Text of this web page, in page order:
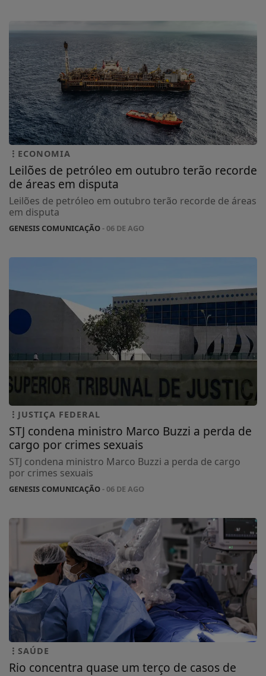
ECONOMIA
Leilões de petróleo em outubro terão recorde
de áreas em disputa
Leilões de petróleo em outubro terão recorde de áreas
em disputa
GENESIS COMUNICAÇÃO- 06 DE AGO
JUSTIÇA FEDERAL
STJ condena ministro Marco Buzzi a perda de
cargo por crimes sexuais
STJ condena ministro Marco Buzzi a perda de cargo
por crimes sexuais
GENESIS COMUNICAÇÃO- 06 DE AGO
SAÚDE
Rio concentra quase um terço de casos de